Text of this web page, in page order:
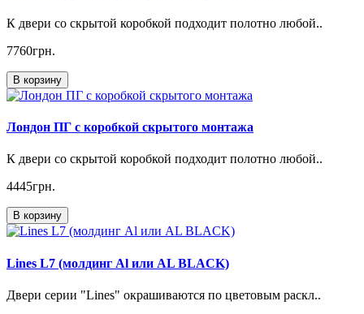
К двери со скрытой коробкой подходит полотно любой..
7760грн.
В корзину
Лондон ПГ с коробкой скрытого монтажа
К двери со скрытой коробкой подходит полотно любой..
4445грн.
В корзину
Lines L7 (молдинг Al или AL BLACK)
Двери серии "Lines" окрашиваются по цветовым раскл..